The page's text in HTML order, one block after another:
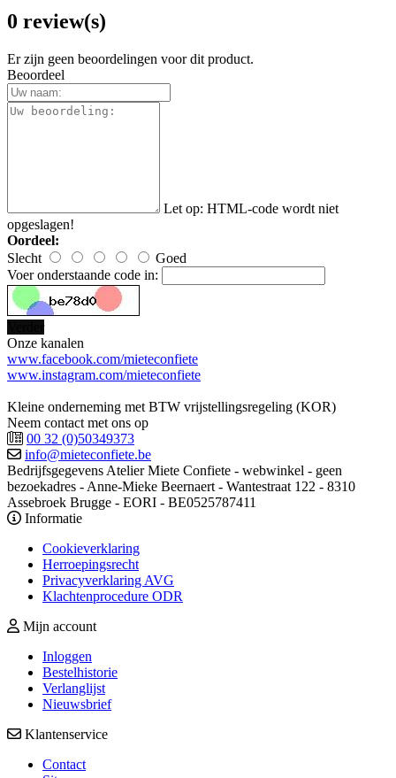
0 review(s)
Er zijn geen beoordelingen voor dit product.
Beoordeel
Let op: HTML-code wordt niet
opgeslagen!
Oordeel:
Slecht
Goed
Voer onderstaande code in:
Onze kanalen
www.facebook.com/mieteconfiete
www.instagram.com/mieteconfiete
Kleine onderneming met BTW vrijstellingsregeling (KOR)
Neem contact met ons op
00 32 (0)50349373
info@mieteconfiete.be
Bedrijfsgegevens Atelier Miete Confiete - webwinkel - geen
bezoekadres - Anne-Mieke Beernaert - Wantestraat 122 - 8310
Assebroek Brugge - EORI - BE0525787411
Informatie
Cookieverklaring
Herroepingsrecht
Privacyverklaring AVG
Klachtenprocedure ODR
Mijn account
Inloggen
Bestelhistorie
Verlanglijst
Nieuwsbrief
Klantenservice
Contact